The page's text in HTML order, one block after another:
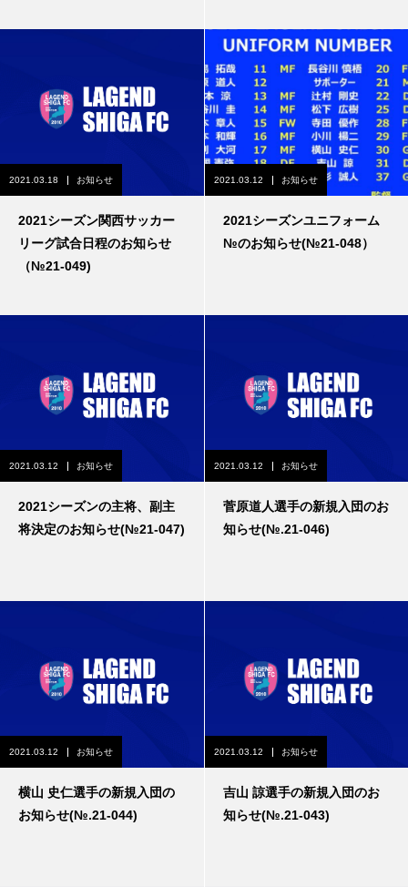
2021.03.18 お知らせ
2021シーズン関西サッカー
リーグ試合日程のお知らせ
（№21-049)
2021.03.12 お知らせ
2021シーズンユニフォーム
№のお知らせ(№21-048）
2021.03.12 お知らせ
2021シーズンの主将、副主
将決定のお知らせ(№21-047)
2021.03.12 お知らせ
菅原道人選手の新規入団のお
知らせ(№.21-046)
2021.03.12 お知らせ
横山 史仁選手の新規入団の
お知らせ(№.21-044)
2021.03.12 お知らせ
吉山 諒選手の新規入団のお
知らせ(№.21-043)